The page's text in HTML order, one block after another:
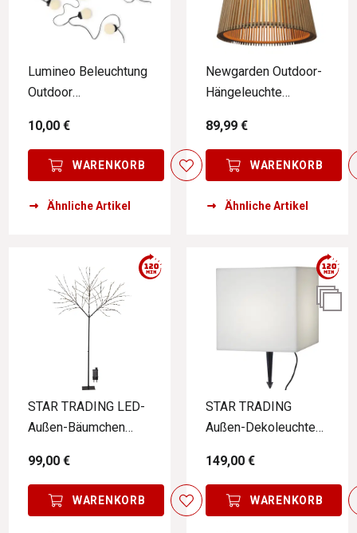
Lumineo Beleuchtung
Outdoor
10,00 €
WARENKORB
Ähnliche Artikel
Newgarden Outdoor-
Hängeleuchte
89,99 €
WARENKORB
Ähnliche Artikel
STAR TRADING LED-
Außen-Bäumchen
99,00 €
WARENKORB
STAR TRADING
Außen-Dekoleuchte
149,00 €
WARENKORB